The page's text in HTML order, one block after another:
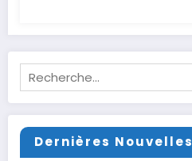
Dernières Nouvelles